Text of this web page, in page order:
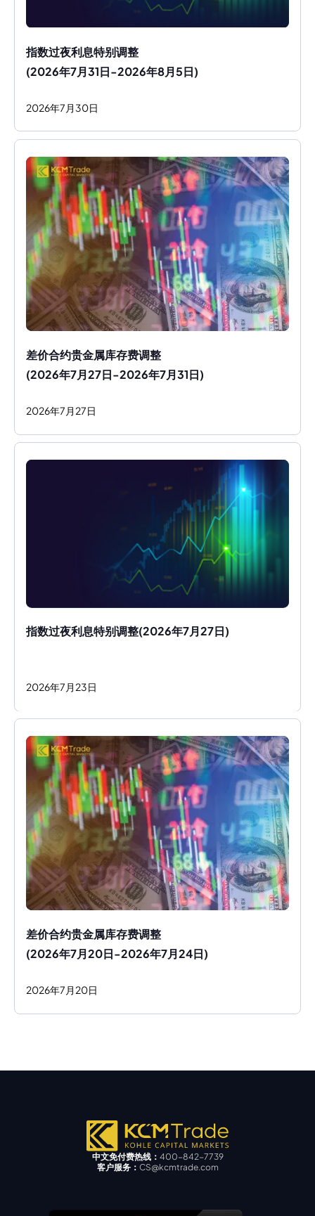
指数过夜利息特别调整
(2026年7月31日-2026年8月5日)
2026年7 月 30日
差价合约贵金属库存费调整
(2026年7月27日-2026年7月31日)
2026年7 月 27日
指数过夜利息特别调整(2026年7月27日)
2026年7 月 23日
差价合约贵金属库存费调整
(2026年7月20日-2026年7月24日)
2026年7 月 20日
中文免付费热线： 400-842-7739
客户服务： CS@kcmtrade.com